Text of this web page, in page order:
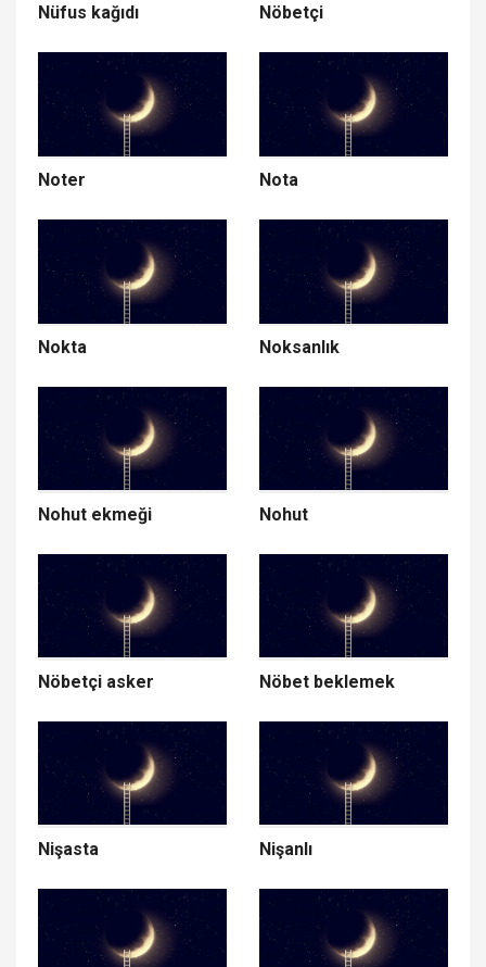
Nüfus kağıdı Nöbetçi
Noter Nota
Nokta Noksanlık
Nohut ekmeği Nohut
Nöbetçi asker Nöbet beklemek
Nişasta Nişanlı